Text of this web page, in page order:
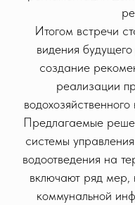
Итогом встречи
видения
создание
реализации
Предлагаемые
системы
водоотведения на
включают ряд мер,
коммунальной